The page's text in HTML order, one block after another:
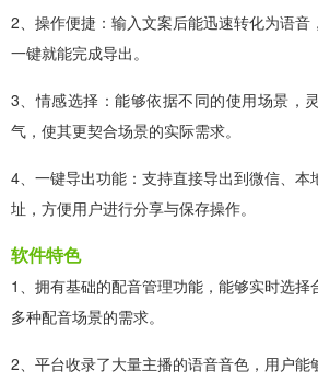
2、操作便捷：输入文案后能迅速转化为语音
一键就能完成导出。
3、情感选择：能够依据不同的使用场景，
气，使其更契合场景的实际需求。
4、一键导出功能：支持直接导出到微信、本
址，方便用户进行分享与保存操作。
软件特色
1、拥有基础的配音管理功能，能够实时选择
多种配音场景的需求。
2、平台收录了大量主播的语音音色，用户能